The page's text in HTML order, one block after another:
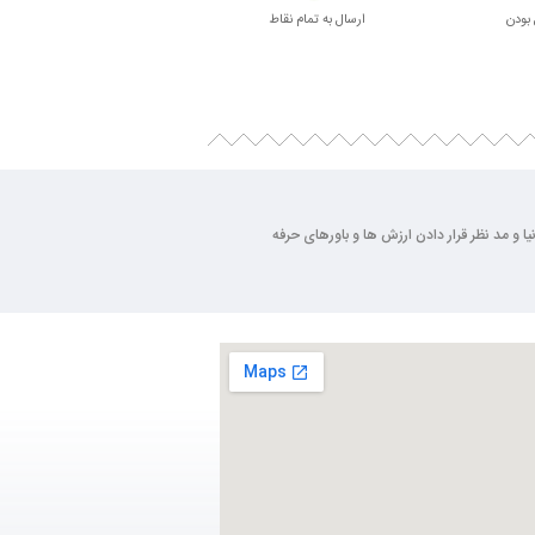
ارسال به تمام نقاط
روز دنیا و مد نظر قرار دادن ارزش ها و باورهای حرفه